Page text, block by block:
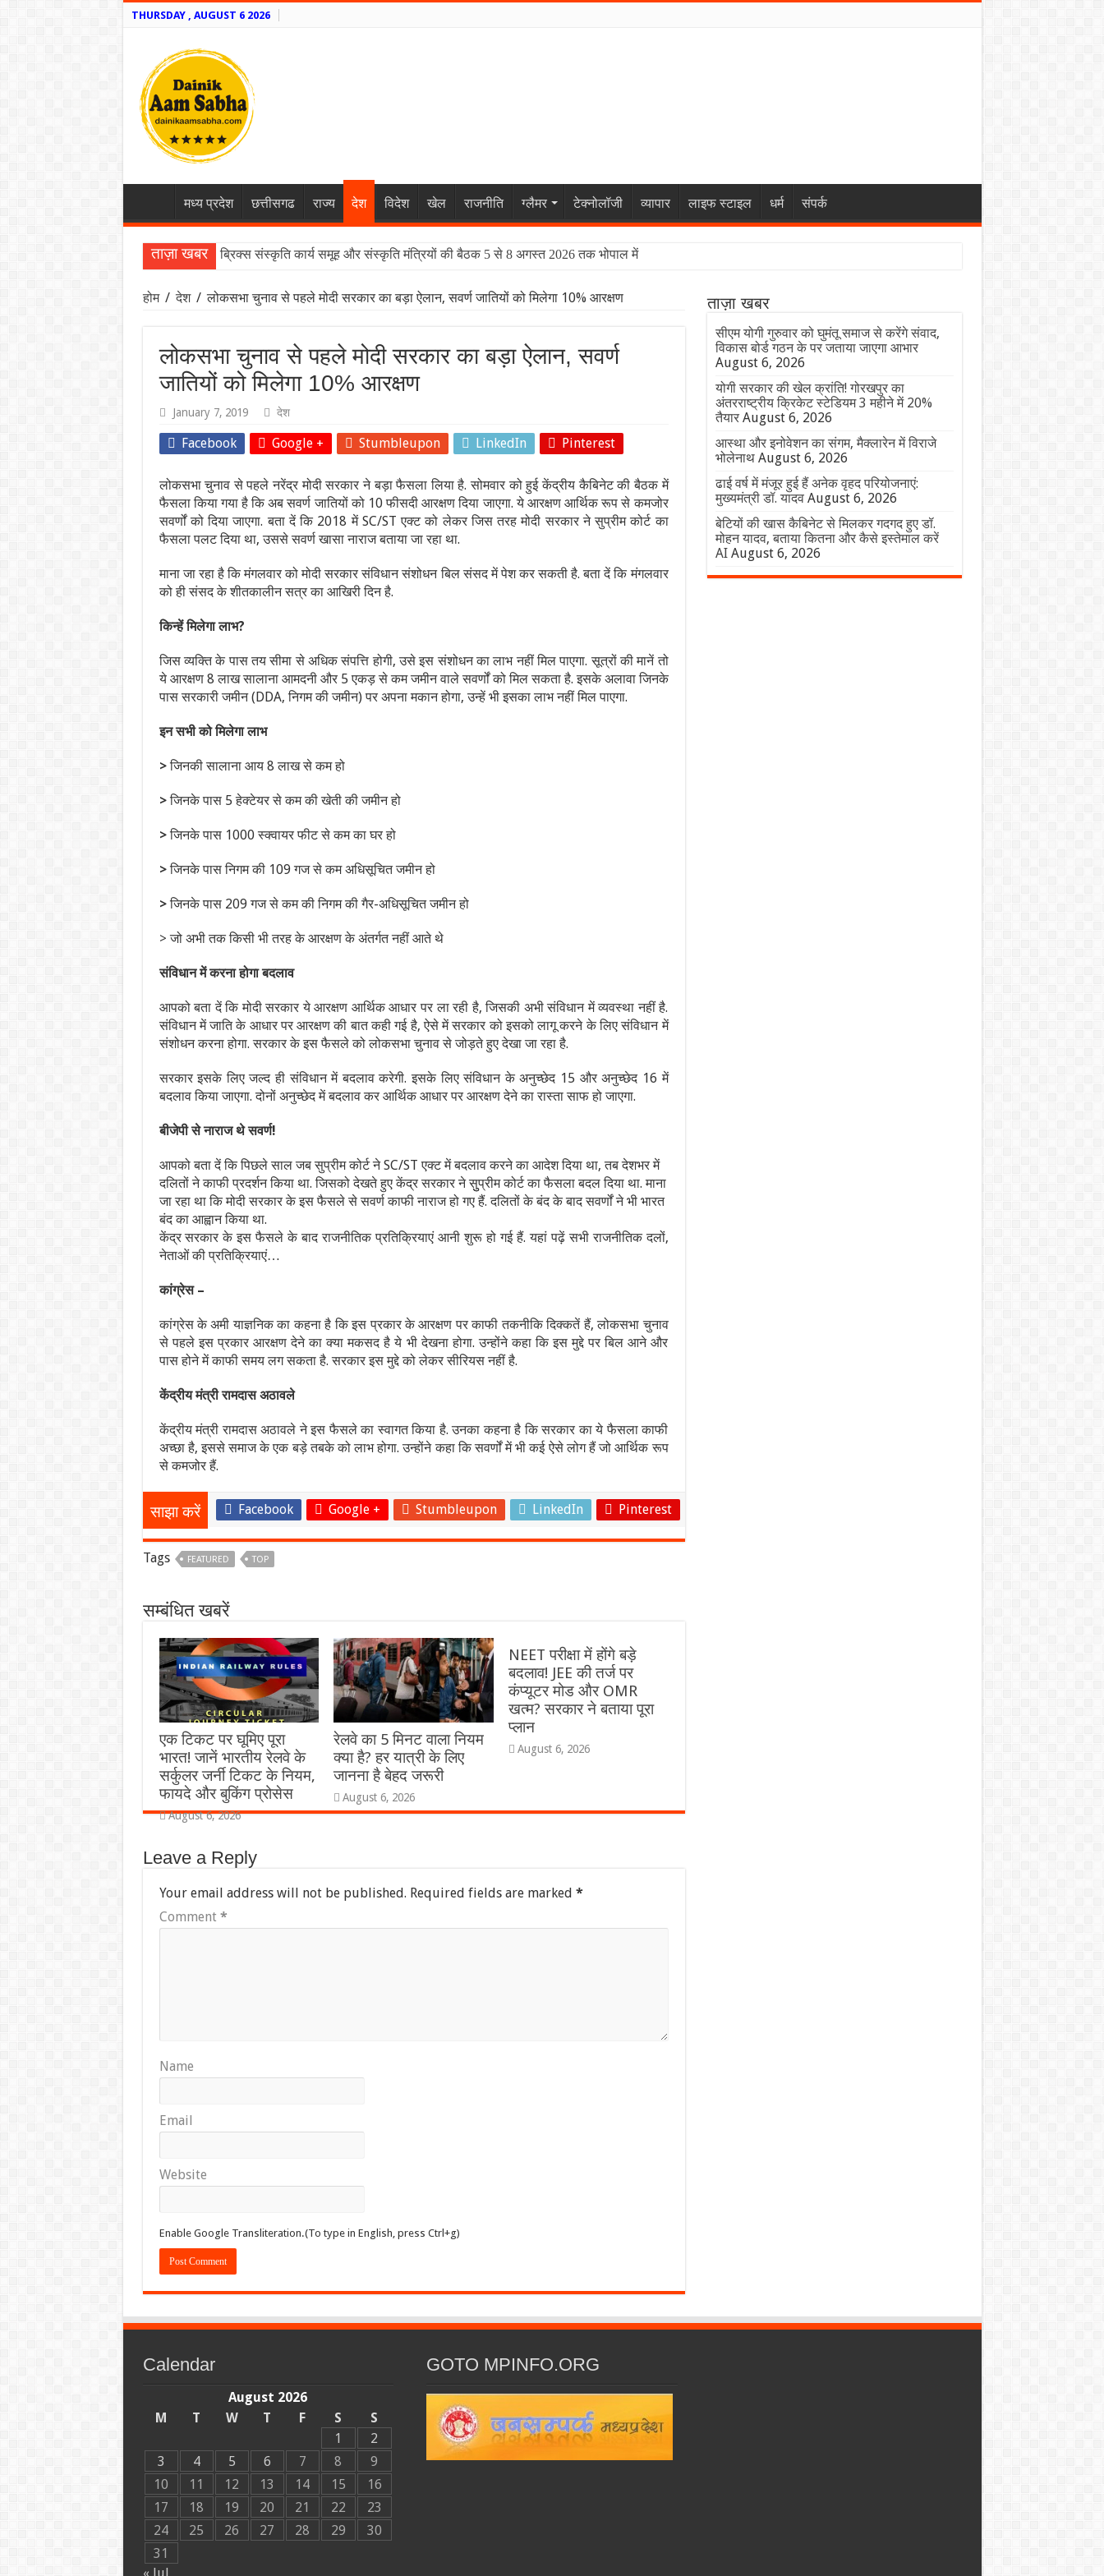
THURSDAY , AUGUST 6 2026
मध्य प्रदेश छत्तीसगढ राज्य देश विदेश खेल राजनीति ग्लैमर टेक्नोलॉजी व्यापार लाइफ स्टाइल धर्म संपर्क
ताज़ा खबर ब्रिक्स संस्कृति कार्य समूह और संस्कृति मंत्रियों की बैठक 5 से 8 अगस्त 2026 तक भोपाल में
होम / देश / लोकसभा चुनाव से पहले मोदी सरकार का बड़ा ऐलान, सवर्ण जातियों को मिलेगा 10% आरक्षण
लोकसभा चुनाव से पहले मोदी सरकार का बड़ा ऐलान, सवर्ण
जातियों को मिलेगा 10% आरक्षण
January 7, 2019 देश
Facebook Google + Stumbleupon LinkedIn Pinterest
लोकसभा चुनाव से पहले नरेंद्र मोदी सरकार ने बड़ा फैसला लिया है. सोमवार को हुई केंद्रीय कैबिनेट की बैठक में
फैसला किया गया है कि अब सवर्ण जातियों को 10 फीसदी आरक्षण दिया जाएगा. ये आरक्षण आर्थिक रूप से कमजोर
सवर्णों को दिया जाएगा. बता दें कि 2018 में SC/ST एक्ट को लेकर जिस तरह मोदी सरकार ने सुप्रीम कोर्ट का
फैसला पलट दिया था, उससे सवर्ण खासा नाराज बताया जा रहा था.
माना जा रहा है कि मंगलवार को मोदी सरकार संविधान संशोधन बिल संसद में पेश कर सकती है. बता दें कि मंगलवार
को ही संसद के शीतकालीन सत्र का आखिरी दिन है.
किन्हें मिलेगा लाभ?
जिस व्यक्ति के पास तय सीमा से अधिक संपत्ति होगी, उसे इस संशोधन का लाभ नहीं मिल पाएगा. सूत्रों की मानें तो
ये आरक्षण 8 लाख सालाना आमदनी और 5 एकड़ से कम जमीन वाले सवर्णों को मिल सकता है. इसके अलावा जिनके
पास सरकारी जमीन (DDA, निगम की जमीन) पर अपना मकान होगा, उन्हें भी इसका लाभ नहीं मिल पाएगा.
इन सभी को मिलेगा लाभ
>जिनकी सालाना आय 8 लाख से कम हो
>जिनके पास 5 हेक्टेयर से कम की खेती की जमीन हो
>जिनके पास 1000 स्क्वायर फीट से कम का घर हो
>जिनके पास निगम की 109 गज से कम अधिसूचित जमीन हो
>जिनके पास 209 गज से कम की निगम की गैर-अधिसूचित जमीन हो
> जो अभी तक किसी भी तरह के आरक्षण के अंतर्गत नहीं आते थे
संविधान में करना होगा बदलाव
आपको बता दें कि मोदी सरकार ये आरक्षण आर्थिक आधार पर ला रही है, जिसकी अभी संविधान में व्यवस्था नहीं है.
संविधान में जाति के आधार पर आरक्षण की बात कही गई है, ऐसे में सरकार को इसको लागू करने के लिए संविधान में
संशोधन करना होगा. सरकार के इस फैसले को लोकसभा चुनाव से जोड़ते हुए देखा जा रहा है.
सरकार इसके लिए जल्द ही संविधान में बदलाव करेगी. इसके लिए संविधान के अनुच्छेद 15 और अनुच्छेद 16 में
बदलाव किया जाएगा. दोनों अनुच्छेद में बदलाव कर आर्थिक आधार पर आरक्षण देने का रास्ता साफ हो जाएगा.
बीजेपी से नाराज थे सवर्ण!
आपको बता दें कि पिछले साल जब सुप्रीम कोर्ट ने SC/ST एक्ट में बदलाव करने का आदेश दिया था, तब देशभर में
दलितों ने काफी प्रदर्शन किया था. जिसको देखते हुए केंद्र सरकार ने सुुप्रीम कोर्ट का फैसला बदल दिया था. माना
जा रहा था कि मोदी सरकार के इस फैसले से सवर्ण काफी नाराज हो गए हैं. दलितों के बंद के बाद सवर्णों ने भी भारत
बंद का आह्वान किया था.
केंद्र सरकार के इस फैसले के बाद राजनीतिक प्रतिक्रियाएं आनी शुरू हो गई हैं. यहां पढ़ें सभी राजनीतिक दलों,
नेताओं की प्रतिक्रियाएं…
कांग्रेस –
कांग्रेस के अमी याज्ञनिक का कहना है कि इस प्रकार के आरक्षण पर काफी तकनीकि दिक्कतें हैं, लोकसभा चुनाव
से पहले इस प्रकार आरक्षण देने का क्या मकसद है ये भी देखना होगा. उन्होंने कहा कि इस मुद्दे पर बिल आने और
पास होने में काफी समय लग सकता है. सरकार इस मुद्दे को लेकर सीरियस नहीं है.
केंद्रीय मंत्री रामदास अठावले
केंद्रीय मंत्री रामदास अठावले ने इस फैसले का स्वागत किया है. उनका कहना है कि सरकार का ये फैसला काफी
अच्छा है, इससे समाज के एक बड़े तबके को लाभ होगा. उन्होंने कहा कि सवर्णों में भी कई ऐसे लोग हैं जो आर्थिक रूप
से कमजोर हैं.
साझा करें Facebook Google + Stumbleupon LinkedIn Pinterest
Tags FEATURED TOP
सम्बंधित खबरें
एक टिकट पर घूमिए पूरा
भारत! जानें भारतीय रेलवे के
सर्कुलर जर्नी टिकट के नियम,
फायदे और बुकिंग प्रोसेस
August 6, 2026
रेलवे का 5 मिनट वाला नियम
क्या है? हर यात्री के लिए
जानना है बेहद जरूरी
August 6, 2026
NEET परीक्षा में होंगे बड़े
बदलाव! JEE की तर्ज पर
कंप्यूटर मोड और OMR
खत्म? सरकार ने बताया पूरा
प्लान
August 6, 2026
Leave a Reply
Your email address will not be published. Required fields are marked *
Comment *
Name
Email
Website
Enable Google Transliteration.(To type in English, press Ctrl+g)
ताज़ा खबर
सीएम योगी गुरुवार को घुमंतू समाज से करेंगे संवाद,
विकास बोर्ड गठन के पर जताया जाएगा आभार
August 6, 2026
योगी सरकार की खेल क्रांति! गोरखपुर का
अंतरराष्ट्रीय क्रिकेट स्टेडियम 3 महीने में 20%
तैयार August 6, 2026
आस्था और इनोवेशन का संगम, मैक्लारेन में विराजे
भोलेनाथ August 6, 2026
ढाई वर्ष में मंजूर हुई हैं अनेक वृहद परियोजनाएं:
मुख्यमंत्री डॉ. यादव August 6, 2026
बेटियों की खास कैबिनेट से मिलकर गदगद हुए डॉ.
मोहन यादव, बताया कितना और कैसे इस्तेमाल करें
AI August 6, 2026
Calendar
August 2026
M
T W T F S
S
1
2
3
4 5 6 7 8
9
10
11 12 13 14 15
16
17
18 19 20 21 22
23
24
25 26 27 28 29
30
31
GOTO MPINFO.ORG